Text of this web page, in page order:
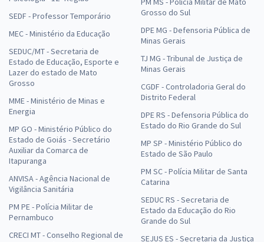
SEDF - Professor Temporário
MEC - Ministério da Educação
SEDUC/MT - Secretaria de
Estado de Educação, Esporte e
Lazer do estado de Mato
Grosso
MME - Ministério de Minas e
Energia
MP GO - Ministério Público do
Estado de Goiás - Secretário
Auxiliar da Comarca de
Itapuranga
ANVISA - Agência Nacional de
Vigilância Sanitária
PM PE - Polícia Militar de
Pernambuco
CRECI MT - Conselho Regional de
Grosso do Sul
DPE MG - Defensoria Pública de
Minas Gerais
TJ MG - Tribunal de Justiça de
Minas Gerais
CGDF - Controladoria Geral do
Distrito Federal
DPE RS - Defensoria Pública do
Estado do Rio Grande do Sul
MP SP - Ministério Público do
Estado de São Paulo
PM SC - Polícia Militar de Santa
Catarina
SEDUC RS - Secretaria de
Estado da Educação do Rio
Grande do Sul
SEJUS ES - Secretaria da Justiça